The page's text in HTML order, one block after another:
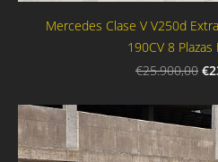
Mercedes Clase V V250d
190CV 8
€25.900,00